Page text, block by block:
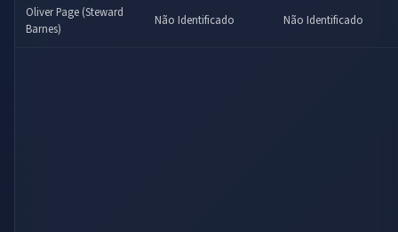
Oliver Page (Steward
Barnes)
Não Identificado Não Identificado